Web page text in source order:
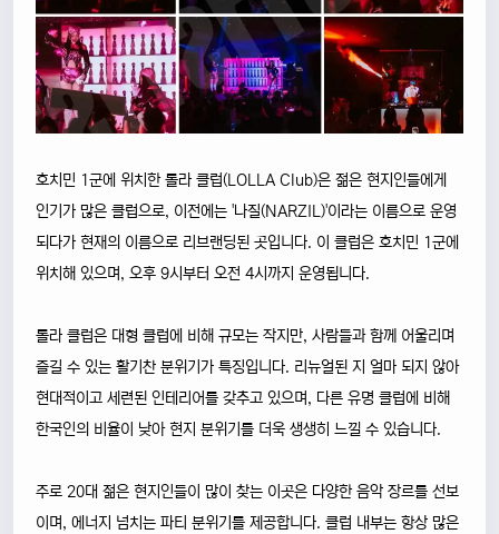
호치민 1군에 위치한 롤라 클럽(LOLLA Club)은 젊은 현지인들에게
인기가 많은 클럽으로, 이전에는 '나질(NARZIL)'이라는 이름으로 운영
되다가 현재의 이름으로 리브랜딩된 곳입니다. 이 클럽은 호치민 1군에
위치해 있으며, 오후 9시부터 오전 4시까지 운영됩니다.
롤라 클럽은 대형 클럽에 비해 규모는 작지만, 사람들과 함께 어울리며
즐길 수 있는 활기찬 분위기가 특징입니다. 리뉴얼된 지 얼마 되지 않아
현대적이고 세련된 인테리어를 갖추고 있으며, 다른 유명 클럽에 비해
한국인의 비율이 낮아 현지 분위기를 더욱 생생히 느낄 수 있습니다.
주로 20대 젊은 현지인들이 많이 찾는 이곳은 다양한 음악 장르를 선보
이며, 에너지 넘치는 파티 분위기를 제공합니다. 클럽 내부는 항상 많은